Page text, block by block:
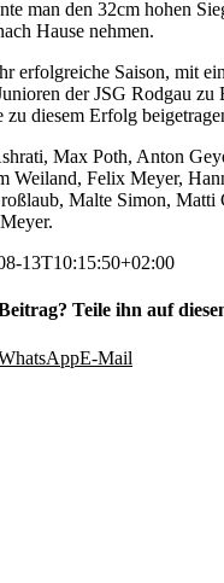
man den 32cm hohen
Hause nehmen.
erfolgreiche Saison, mit
der JSG Rodgau zu
diesem Erfolg
Max Poth, Anton
Weiland, Felix Meyer,
Malte Simon, Matti
13T10:15:50+02:00
Teile ihn auf
E-Mail